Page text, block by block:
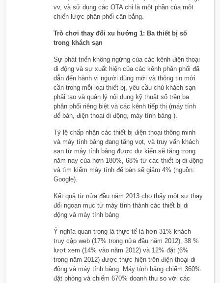
vv, và sử dụng các OTA chỉ là một phần của một
chiến lược phân phối cân bằng.
Trò chơi thay đổi xu hướng 1: Ba thiết bị số
trong khách sạn
Sự phát triển không ngừng của các kênh điện thoại
di động và sự xuất hiện của các kênh phân phối đã
dẫn đến hành vi người dùng mới và thông tin mới
cần trong mỗi loại thiết bị, yêu cầu chủ khách sạn
phải tạo và quản lý nội dung kỹ thuật số trên ba
phân phối riêng biệt và các kênh tiếp thị (máy tính
để bàn, điện thoại di động, máy tính bảng ).
Tỷ lệ chấp nhận các thiết bị điện thoại thông minh
và máy tính bảng đang tăng vọt, và truy vấn khách
sạn từ máy tính bảng được dự kiến ​​sẽ tăng trong
năm nay của hơn 180%, 68% từ các thiết bị di động
và tìm kiếm máy tính để bàn sẽ giảm 4% (nguồn:
Google).
Kết quả từ nửa đầu năm 2013 cho thấy một sự thay
đổi ngoạn mục từ máy tính thành các thiết bị di
động và máy tính bảng
Ý nghĩa quan trọng là thực tế là hơn 31% khách
truy cập web (17% trong nửa đầu năm 2012), 38 %
lượt xem (14% vào năm 2012) và 12% đặt (6%
trong năm 2012) được thực hiện trên điện thoại di
động và máy tính bảng. Máy tính bảng chiếm 360%
đặt phòng và chiếm 670% doanh thu so với các